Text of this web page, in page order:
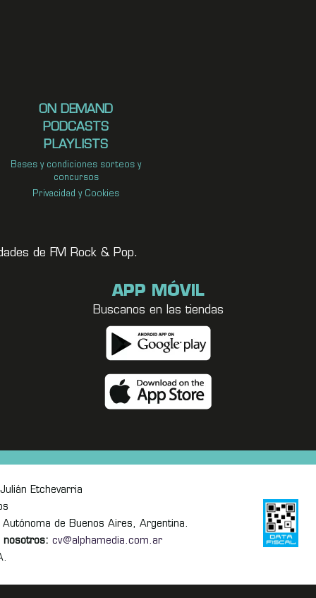
ON DEMAND
PODCASTS
PLAYLISTS
Bases y condiciones sorteos y
concursos
Privacidad y Cookies
de FM Rock & Pop.
APP MÓVIL
Buscanos en las tiendas
Julián Etchevarria
de Buenos Aires, Argentina.
nosotros: cv@alphamedia.com.ar